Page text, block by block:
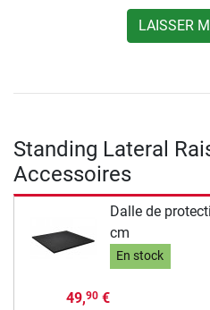
LAISSER
Standing Lateral
Accessoires
Dalle de
cm
En stock
49,90€